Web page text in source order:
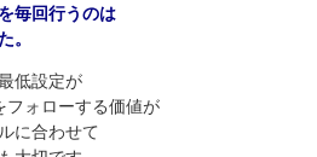
毎回行うのは
。
低設定が
フォローする価値が
に合わせて